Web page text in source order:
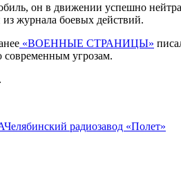
он в движении успешно
из журнала боевых действий.
«ВОЕННЫЕ СТРАНИЦЫ»
угрозам.
.
Челябинский радиозавод «Полет»